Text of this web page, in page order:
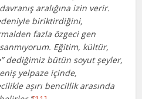
aralığına izin verir.
biriktirdiğini,
fazla özgeci gen
Eğitim, kültür,
dediğimiz bütün soyut şeyler,
yelpaze içinde,
aşırı bencillik arasında